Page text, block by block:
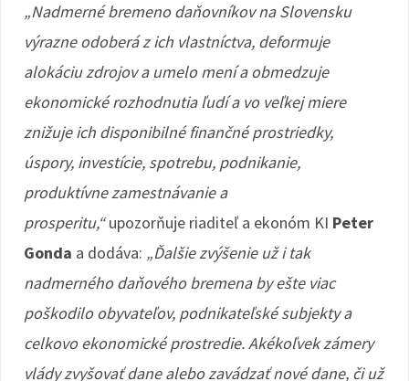
„Nadmerné bremeno daňovníkov na Slovensku
výrazne odoberá z ich vlastníctva, deformuje
alokáciu zdrojov a umelo mení a obmedzuje
ekonomické rozhodnutia ľudí a vo veľkej miere
znižuje ich disponibilné finančné prostriedky,
úspory, investície, spotrebu, podnikanie,
produktívne zamestnávanie a
prosperitu,“upozorňuje riaditeľ a ekonóm KI Peter
Gonda a dodáva: „Ďalšie zvýšenie už i tak
nadmerného daňového bremena by ešte viac
poškodilo obyvateľov, podnikateľské subjekty a
celkovo ekonomické prostredie. Akékoľvek zámery
vlády zvyšovať dane alebo zavádzať nové dane, či už